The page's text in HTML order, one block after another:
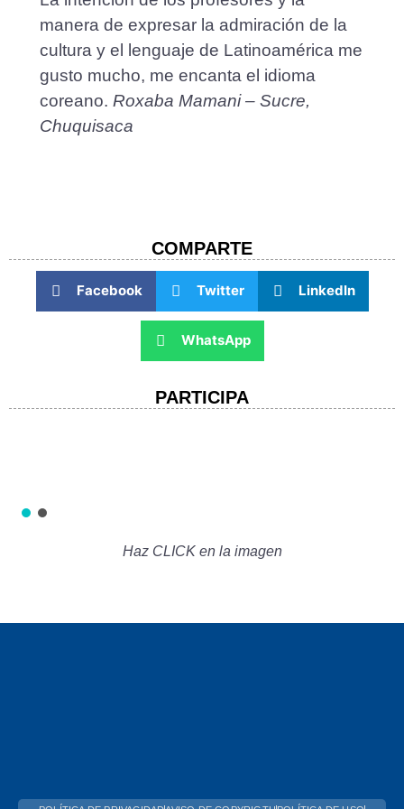
manera de expresar la admiración de la
cultura y el lenguaje de Latinoamérica me
gusto mucho, me encanta el idioma
coreano.Roxaba Mamani – Sucre,
Chuquisaca
COMPARTE​
Facebook Twitter LinkedIn
WhatsApp
PARTICIPA
Haz CLICK en la imagen